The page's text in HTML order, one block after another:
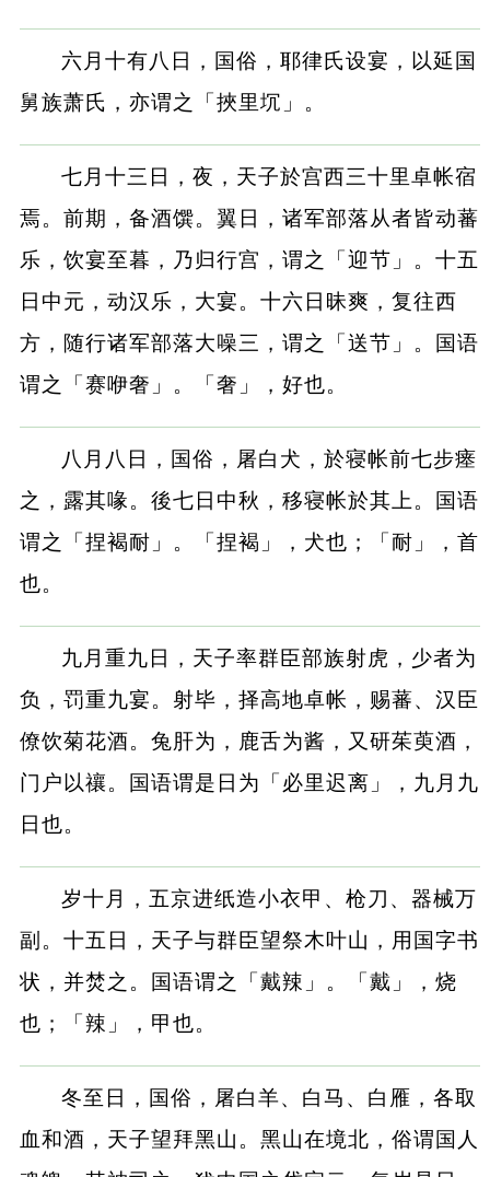
六月十有八日，国俗，耶律氏设宴，以延国
舅族萧氏，亦谓之「挾里坈」。
七月十三日，夜，天子於宫西三十里卓帐宿
焉。前期，备酒馔。翼日，诸军部落从者皆动蕃
乐，饮宴至暮，乃归行宫，谓之「迎节」。十五
日中元，动汉乐，大宴。十六日昧爽，复往西
方，随行诸军部落大噪三，谓之「送节」。国语
谓之「赛咿奢」。「奢」，好也。
八月八日，国俗，屠白犬，於寝帐前七步瘗
之，露其喙。後七日中秋，移寝帐於其上。国语
谓之「捏褐耐」。「捏褐」，犬也；「耐」，首
也。
九月重九日，天子率群臣部族射虎，少者为
负，罚重九宴。射毕，择高地卓帐，赐蕃、汉臣
僚饮菊花酒。兔肝为，鹿舌为酱，又研茱萸酒，
门户以禳。国语谓是日为「必里迟离」，九月九
日也。
岁十月，五京进纸造小衣甲、枪刀、器械万
副。十五日，天子与群臣望祭木叶山，用国字书
状，并焚之。国语谓之「戴辣」。「戴」，烧
也；「辣」，甲也。
冬至日，国俗，屠白羊、白马、白雁，各取
血和酒，天子望拜黑山。黑山在境北，俗谓国人